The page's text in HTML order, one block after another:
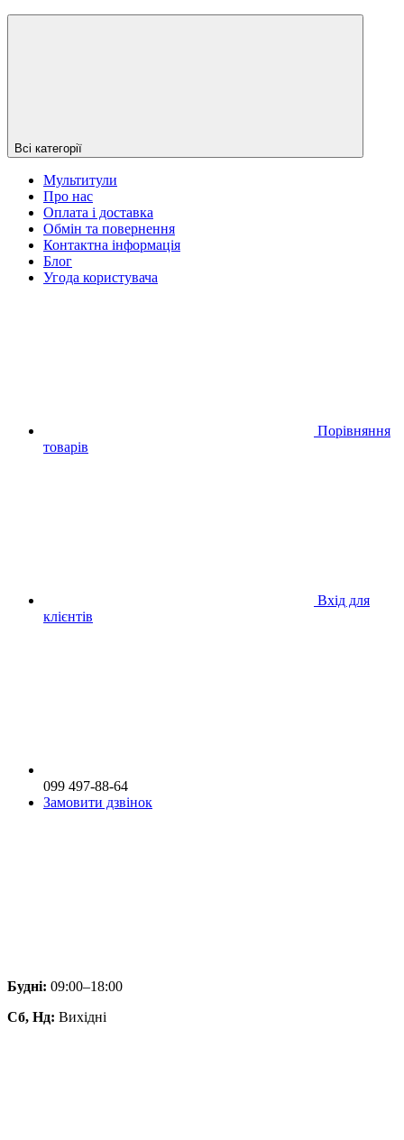
Всі категорії
Мультитули
Про нас
Оплата і доставка
Обмін та повернення
Контактна інформація
Блог
Угода користувача
Порівняння
товарів
Вхід для
клієнтів
099 497-88-64
Замовити дзвінок
Будні: 09:00–18:00
Сб, Нд: Вихідні